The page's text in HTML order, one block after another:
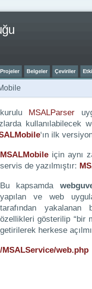
Projeler Belgeler Çeviriler
MSALParser
kullanılabilecek
‘ın ilk
MSALMobile için aynı
servis de yazılmıştır:
Bu kapsamda
yapılan ve web
tarafından yakalanan
özellikleri gösterilip “bir
getirilerek herkese
web.php